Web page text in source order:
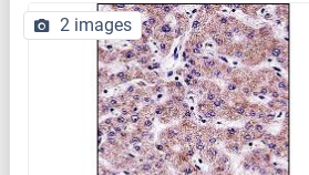
2 images